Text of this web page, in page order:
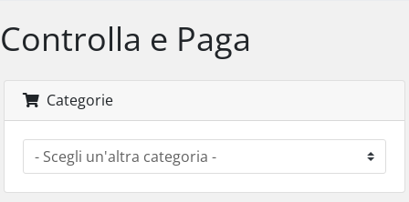
Controlla e Paga
Categorie